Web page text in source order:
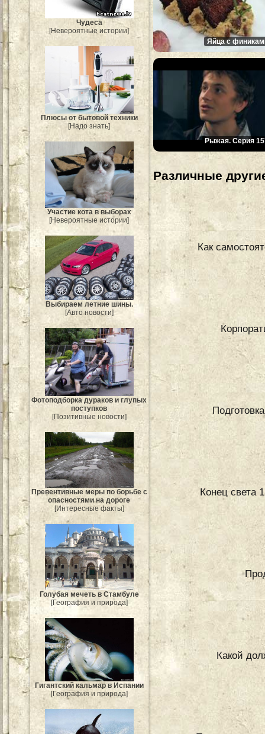
Чудеса
[Невероятные истории]
Плюсы от бытовой техники
[Надо знать]
Участие кота в выборах
[Невероятные истории]
Выбираем летние шины.
[Авто новости]
Фотоподборка дураков и глупых
поступков
[Позитивные новости]
Превентивные меры по борьбе с
опасностями на дороге
[Интересные факты]
Голубая мечеть в Стамбуле
[География и природа]
Гигантский кальмар в Испании
[География и природа]
Яйца с
Рыжая. Серия
Различные
Как
Конец света
Какой